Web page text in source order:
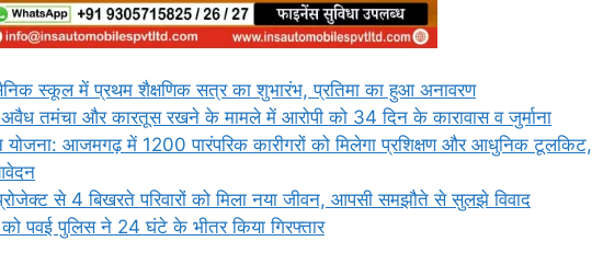
सैनिक स्कूल में प्रथम शैक्षणिक सत्र का शुभारंभ, प्रतिमा का हुआ अनावरण
तमंचा और कारतूस रखने के मामले में आरोपी को 34 दिन के कारावास व जुर्माना
योजना: आजमगढ़ में 1200 पारंपरिक कारीगरों को मिलेगा प्रशिक्षण और आधुनिक टूलकिट,
से 4 बिखरते परिवारों को मिला नया जीवन, आपसी समझौते से सुलझे विवाद
पवई पुलिस ने 24 घंटे के भीतर किया गिरफ्तार